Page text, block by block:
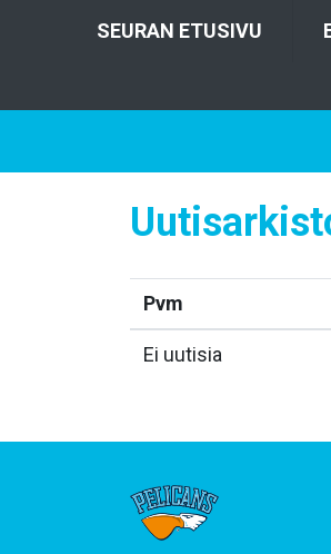
SEURAN ETUSIVU
Pvm
Ei uutisia